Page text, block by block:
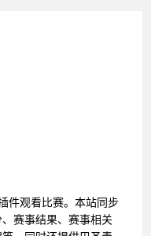
件观看比赛。本站同步
赛事结果、赛事相关